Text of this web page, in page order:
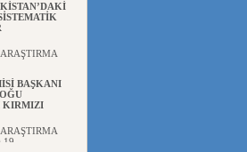
BAŞKANI
KIRMIZI